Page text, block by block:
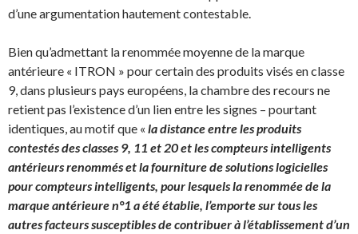
d’une argumentation hautement contestable.
Bien qu’admettant la renommée moyenne de la marque
antérieure « ITRON » pour certain des produits visés en classe
9, dans plusieurs pays européens, la chambre des recours ne
retient pas l’existence d’un lien entre les signes – pourtant
identiques, au motif que « la distance entre les produits
contestés des classes 9, 11 et 20 et les compteurs intelligents
antérieurs renommés et la fourniture de solutions logicielles
pour compteurs intelligents, pour lesquels la renommée de la
marque antérieure n°1 a été établie, l’emporte sur tous les
autres facteurs susceptibles de contribuer à l’établissement d’un